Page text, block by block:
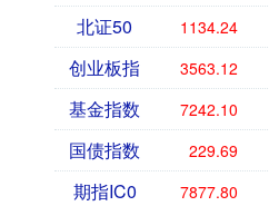
北证50 1134.24
创业板指 3563.12
基金指数 7242.10
国债指数 229.69
期指IC0 7877.80